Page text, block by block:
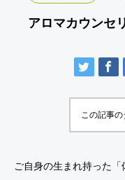
アロマカウンセ
この記事
ご自身の生まれ持った